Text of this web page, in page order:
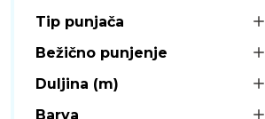
Tip punjača
Bežično punjenje
Duljina (m)
Barva